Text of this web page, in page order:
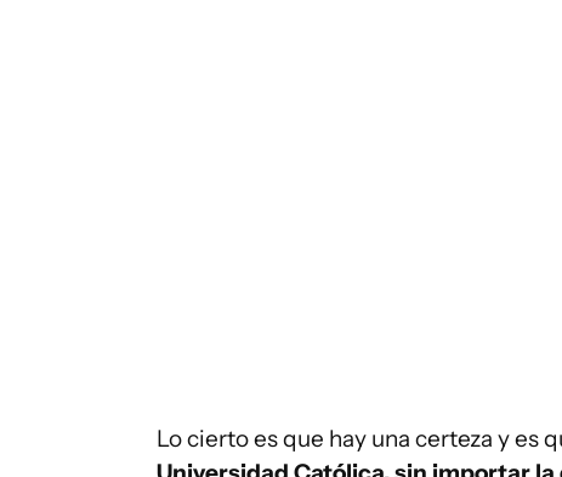
Lo cierto es que hay una certeza y es